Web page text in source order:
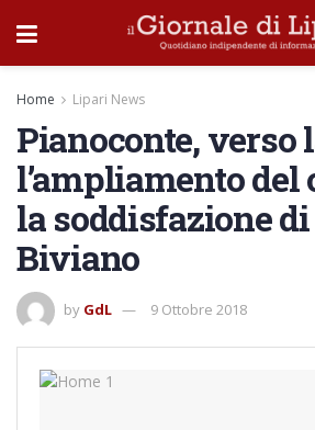
Home Lipari News
Pianoconte, verso
l’ampliamento del
la soddisfazione
Biviano
by GdL 9 Ottobre 2018